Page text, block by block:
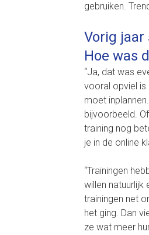
gebruiken.
Vorig jaar
Hoe was
“Ja, dat was
vooral opviel is
moet
bijvoorbeeld.
training nog
je in de online
“Trainingen
willen
trainingen net
het ging. Dan
ze wat meer